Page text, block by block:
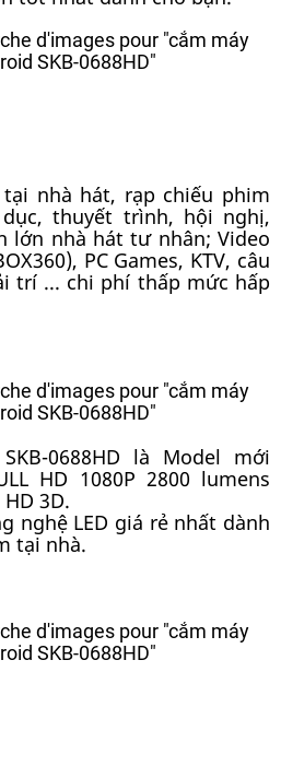
nhà hát, rạp chiếu phim
thuyết trình, hội nghị,
lớn nhà hát tư nhân; Video
PC Games, KTV, câu
trí ... chi phí thấp mức hấp
0688HD là Model mới
HD 1080P 2800 lumens
3D.
nghệ LED giá rẻ nhất dành
tại nhà.